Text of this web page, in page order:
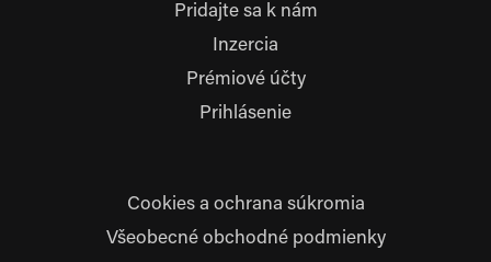
Pridajte sa k nám
Inzercia
Prémiové účty
Prihlásenie
Cookies a ochrana súkromia
Všeobecné obchodné podmienky